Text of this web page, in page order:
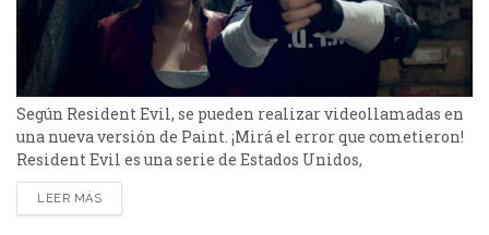
Según Resident Evil, se pueden realizar videollamadas en
una nueva versión de Paint. ¡Mirá el error que cometieron!
Resident Evil es una serie de Estados Unidos,
perteneciente al catálogo de Netflix y cuenta una historia
de ciencia-ficción con elementos de terror, situado en un
LEER MÁS